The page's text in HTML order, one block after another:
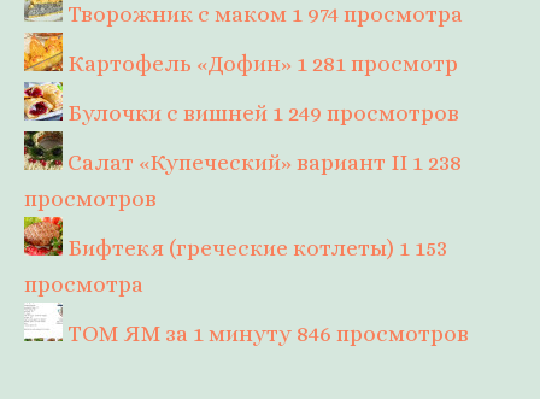
Творожник с маком 1 974 просмотра
Картофель «Дофин» 1 281 просмотр
Булочки с вишней 1 249 просмотров
Салат «Купеческий» вариант II 1 238
просмотров
Бифтекя (греческие котлеты) 1 153
просмотра
ТОМ ЯМ за 1 минуту 846 просмотров